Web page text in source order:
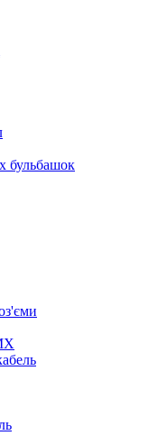
бульбашок